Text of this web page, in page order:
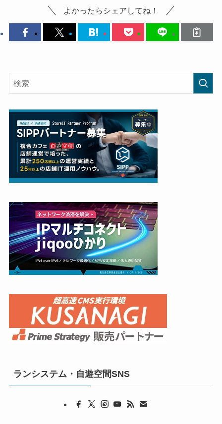
よかったらシェアしてね！
ランシステム・自遊空間SNS